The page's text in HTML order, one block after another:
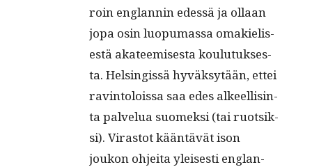
roin englan­nin edessä ja ollaan
jopa osin luop­umas­sa omakielis­
es­tä aka­teemis­es­ta koulu­tuk­ses­
ta. Helsingis­sä hyväksytään, ettei
rav­in­tolois­sa saa edes alkeel­lis­in­
ta palvelua suomek­si (tai ruot­sik­
si). Viras­tot kään­tävät ison
joukon ohjei­ta yleis­es­ti englan­